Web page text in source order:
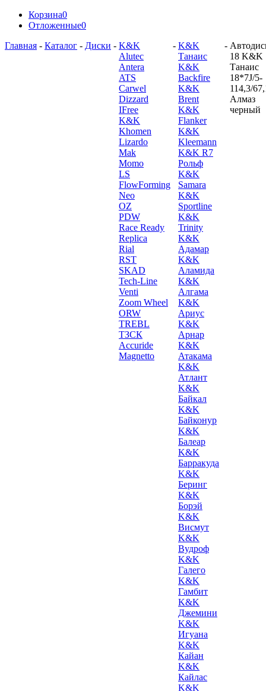
Корзина0
Отложенные0
Главная - Каталог - Диски - K&K
Alutec
Antera
ATS
Carwel
Dizzard
IFree
K&K
Khomen
Lizardo
Mak
Momo
LS
FlowForming
Neo
OZ
PDW
Race Ready
Replica
Rial
RST
SKAD
Tech-Line
Venti
Zoom Wheel
ORW
TREBL
ТЗСК
Accuride
Magnetto
- K&K
Танаис
K&K
Backfire
K&K
Brent
K&K
Flanker
K&K
Kleemann
K&K R7
Рольф
K&K
Samara
K&K
Sportline
K&K
Trinity
K&K
Адамар
K&K
Аламида
K&K
Алгама
K&K
Ариус
K&K
Арнар
K&K
Атакама
K&K
Атлант
K&K
Байкал
K&K
Байконур
K&K
Балеар
K&K
Барракуда
K&K
Беринг
K&K
Борэй
K&K
Висмут
K&K
Вудроф
K&K
Галего
K&K
Гамбит
K&K
Джемини
K&K
Игуана
K&K
Кайан
K&K
Кайлас
K&K
-
18 K&K
Танаис
18*7J/5-
114,3/
Алмаз
черный